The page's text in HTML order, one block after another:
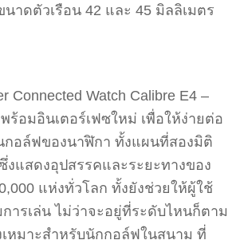
าดตัวเรือน 42 และ 45 มิลลิเมตร
Connected Watch Calibre E4 –
ร้อมอินเตอร์เฟซใหม่ เพื่อให้ง่ายต่อ
อล์ฟของนาฬิกา ทั้งแผนที่สองมิติ
งแสดงอุปสรรคและระยะทางของ
แห่งทั่วโลก ทั้งยังช่วยให้ผู้ใช้
ารเล่น ไม่ว่าจะอยู่ที่ระดับไหนก็ตาม
หมาะสำหรับนักกอล์ฟในสนาม ที่